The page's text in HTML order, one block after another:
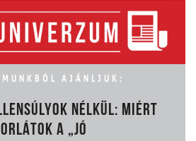
AJÁNLJUK:
NÉLKÜL: MIÉRT
A „JÓ